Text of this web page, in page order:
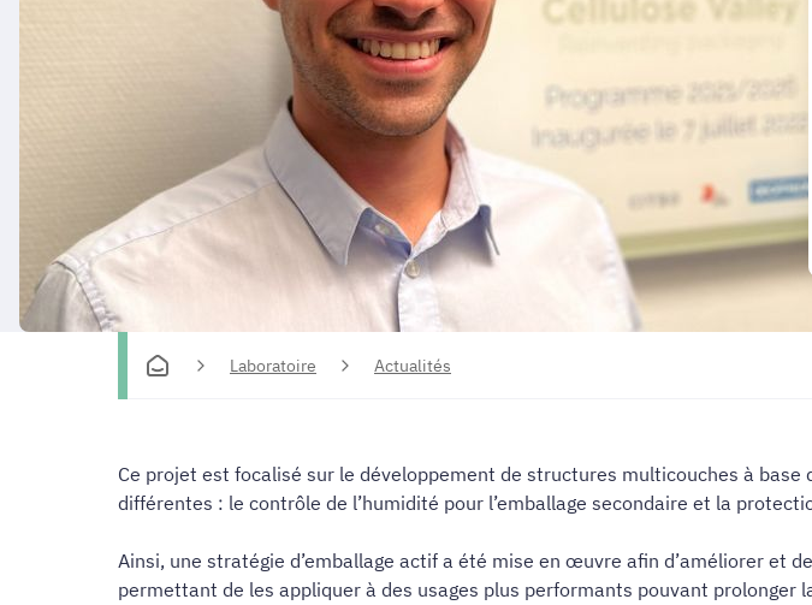
Laboratoire Actualités
Ce projet est focalisé sur le développement de structures multicouches à base
différentes : le contrôle de l’humidité pour l’emballage secondaire et la
Ainsi, une stratégie d’emballage actif a été mise en œuvre afin d’améliorer et
permettant de les appliquer à des usages plus performants pouvant prolonger